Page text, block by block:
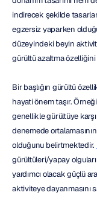
indirecek şekilde
egzersiz yaparken
düzeyindeki beyin
gürültü azaltma özelliğini
Bir başlığın gürültü
hayati önem taşır.
genellikle gürültüye
denemede
olduğunu belirtmektedir.
gürültüleri/yapay
yardımcı olacak güçlü
aktiviteye dayanmasını